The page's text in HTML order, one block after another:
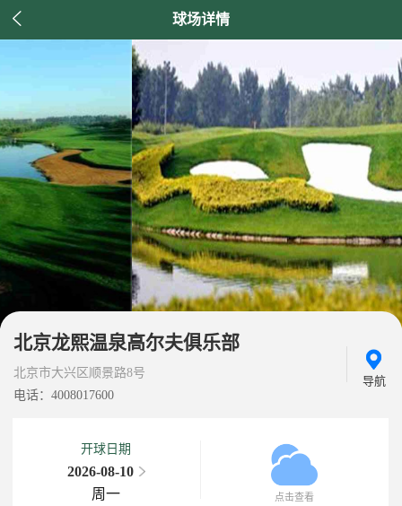
 球场详情
北京龙熙温泉高尔夫俱乐部
北京市大兴区顺景路8号
电话：4008017600
导航
开球日期
2026-08-10
周一
点击查看